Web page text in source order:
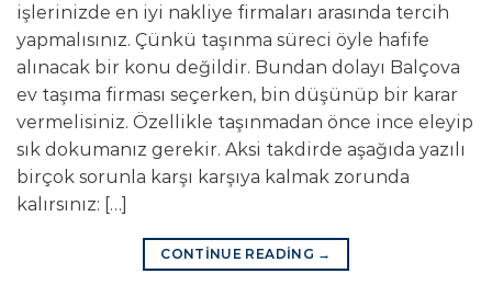
işlerinizde en iyi nakliye firmaları arasında tercih
yapmalısınız. Çünkü taşınma süreci öyle hafife
alınacak bir konu değildir. Bundan dolayı Balçova
ev taşıma firması seçerken, bin düşünüp bir karar
vermelisiniz. Özellikle taşınmadan önce ince eleyip
sık dokumanız gerekir. Aksi takdirde aşağıda yazılı
birçok sorunla karşı karşıya kalmak zorunda
kalırsınız: […]
CONTINUE READING →